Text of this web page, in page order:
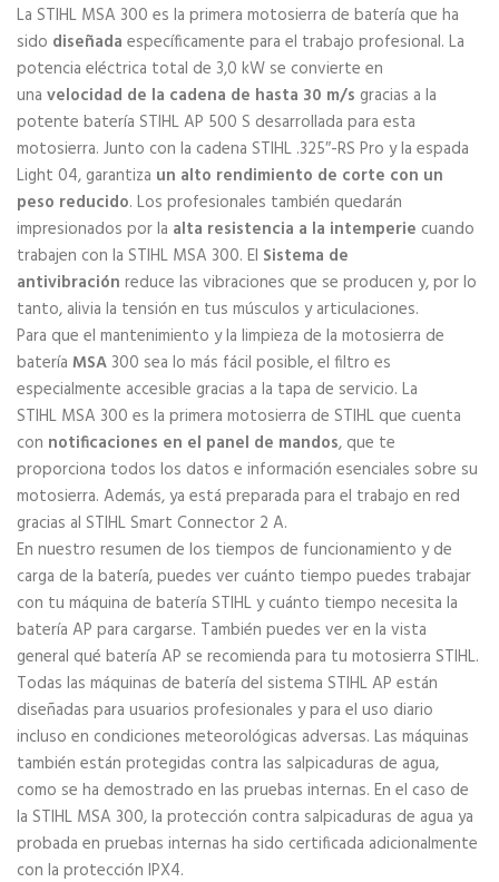
La STIHL MSA 300 es la primera motosierra de batería que ha
sido diseñada específicamente para el trabajo profesional. La
potencia eléctrica total de 3,0 kW se convierte en
una velocidad de la cadena de hasta 30 m/s gracias a la
potente batería STIHL AP 500 S desarrollada para esta
motosierra. Junto con la cadena STIHL .325″-RS Pro y la espada
Light 04, garantiza un alto rendimiento de corte con un
peso reducido. Los profesionales también quedarán
impresionados por la alta resistencia a la intemperie cuando
trabajen con la STIHL MSA 300. El Sistema de
antivibración reduce las vibraciones que se producen y, por lo
tanto, alivia la tensión en tus músculos y articulaciones.
Para que el mantenimiento y la limpieza de la motosierra de
batería MSA 300 sea lo más fácil posible, el filtro es
especialmente accesible gracias a la tapa de servicio. La
STIHL MSA 300 es la primera motosierra de STIHL que cuenta
con notificaciones en el panel de mandos, que te
proporciona todos los datos e información esenciales sobre su
motosierra. Además, ya está preparada para el trabajo en red
gracias al STIHL Smart Connector 2 A.
En nuestro resumen de los tiempos de funcionamiento y de
carga de la batería, puedes ver cuánto tiempo puedes trabajar
con tu máquina de batería STIHL y cuánto tiempo necesita la
batería AP para cargarse. También puedes ver en la vista
general qué batería AP se recomienda para tu motosierra STIHL.
Todas las máquinas de batería del sistema STIHL AP están
diseñadas para usuarios profesionales y para el uso diario
incluso en condiciones meteorológicas adversas. Las máquinas
también están protegidas contra las salpicaduras de agua,
como se ha demostrado en las pruebas internas. En el caso de
la STIHL MSA 300, la protección contra salpicaduras de agua ya
probada en pruebas internas ha sido certificada adicionalmente
con la protección IPX4.